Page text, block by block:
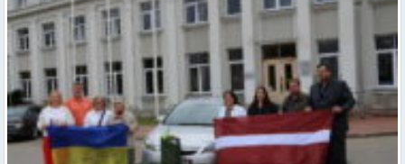
No Valmieras uz Ukrainu ceļā dodas vēl viena humānās palīdzības
automašīna